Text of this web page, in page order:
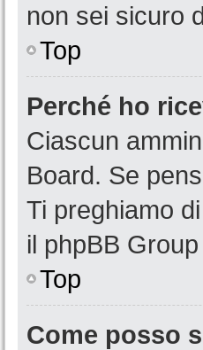
non sei sicuro
Top
Perché ho
Ciascun
Board. Se
Ti preghiamo
il phpBB
Top
Come posso